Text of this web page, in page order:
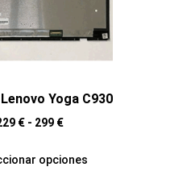
Yoga C930
€ - 299 €
opciones